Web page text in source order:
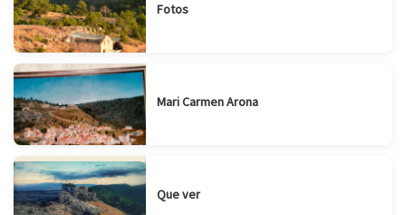
Fotos
Mari Carmen Arona
Que ver